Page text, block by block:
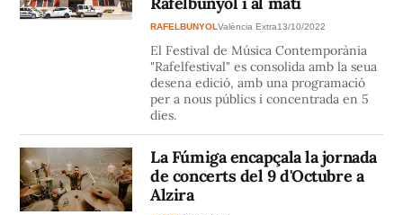
RAFELBUNYOLValència Extra13/10/2022
El Festival de Música Contemporània
"Rafelfestival" es consolida amb la seua
desena edició, amb una programació
per a nous públics i concentrada en 5
dies.
La Fúmiga encapçala la jornada
de concerts del 9 d'Octubre a
Alzira